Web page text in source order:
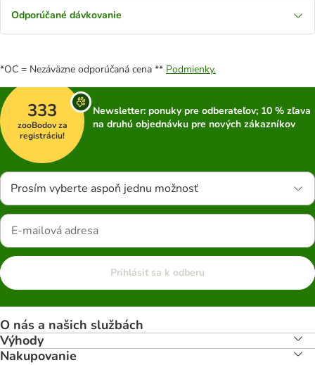
Odporúčané dávkovanie
*OC = Nezáväzne odporúčaná cena ** Podmienky.
333
zooBodov za
registráciu!
Newsletter: ponuky pre odberateľov; 10 % zľava
na druhú objednávku pre nových zákazníkov
Prosím vyberte aspoň jednu možnosť
Prihlásiť sa k odberu
O nás a našich službách
Výhody
Nakupovanie